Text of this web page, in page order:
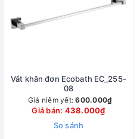
Vắt khăn đơn Ecobath EC_255-
08
Giá niêm yết:600.000₫
Giá bán: 438.000₫
So sánh